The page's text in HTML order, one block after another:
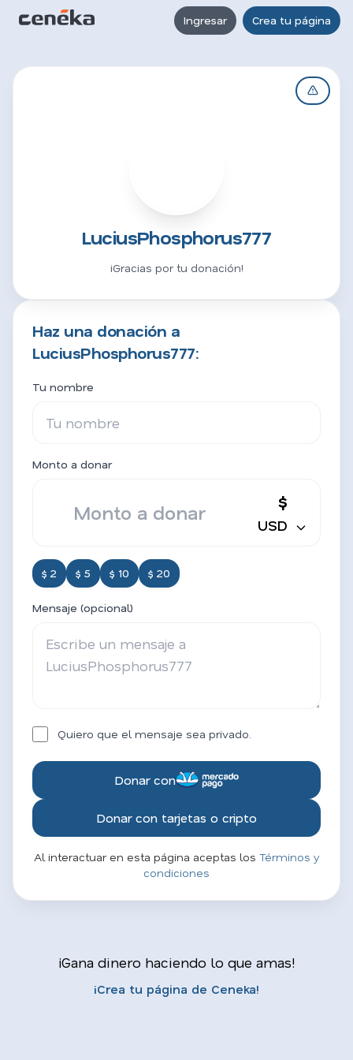
Ingresar Crea tu página
LuciusPhosphorus777
¡Gracias por tu donación!
Haz una donación a
LuciusPhosphorus777:
Tu nombre
Monto a donar
$
USD
$ 2 $ 5 $ 10 $ 20
Mensaje (opcional)
Quiero que el mensaje sea privado.
Donar con
Donar con tarjetas o cripto
Al interactuar en esta página aceptas los Términos y
condiciones
¡Gana dinero haciendo lo que amas!
¡Crea tu página de Ceneka!